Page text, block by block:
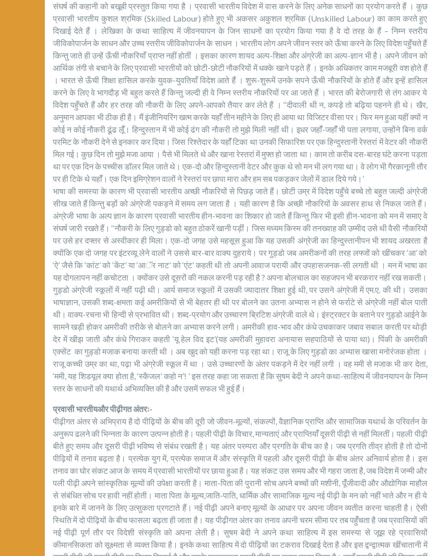
संघर्ष की कहानी को बखूबी प्रस्तुत किया गया है । प्रवासी भारतीय विदेश में वास करने के लिए अनेक साधनों का प्रयोग करते हैं । कुछ
प्रवासी भारतीय कुशल श्रमिक (Skilled Labour) होते हुए भी अकसर अकुशल श्रमिक (Unskilled Labour) का काम करते हुए
दिखाई देते हैं । लेखिका के कथा साहित्य में जीवनयापन के जिन साधनों का प्रयोग किया गया है वे दो तरह के हैं – निम्न स्तरीय
जीविकोपार्जन के साधन और उच्च स्तरीय जीविकोपार्जन के साधन । भारतीय लोग अपने जीवन स्तर को ऊँचा करने के लिए विदेश पहुँचते हैं
किन्तु जाते ही उन्हें ऊँची नौकरियाँ प्राप्त नहीं होतीं । इसका कारण शायद अल्प-शिक्षा और अंग्रेजी का अल्प-ज्ञान भी है। अपने जीवन को
आर्थिक तंगी से बचाने के लिए प्रवासी भारतीयों को छोटी-छोटी नौकरियों में धक्के खाने पड़ते हैं । इनके अधिकतर काम मजबूरी वश होते हैं
। भारत से ऊँची शिक्षा हासिल करके युवक-युवतियाँ विदेश आते हैं । शुरू-शुरूमें उनके सपने ऊँची नौकरियों के होते हैं और इन्हें हासिल
करने के लिए वे भागदौड़ भी बहुत करते हैं किन्तु जल्दी ही वे निम्न स्तरीय नौकरियों पर आ जाते हैं । भारत की बेरोजगारी से तंग आकर ये
विदेश पहुँचते हैं और हर तरह की नौकरी के लिए अपने-आपको तैयार कर लेते हैं । ‘‘दीवाली थी न, कपड़े तो बढ़िया पहनने ही थे। खैर,
अनुमान आपका भी ठीक ही है। मैं इंजीनियरिंग खत्म करके यहाॅँ तीन महीने के लिए ही आया था विजिटर वीसा पर। फिर मन हुआ यहीं क्यों न
कोई न कोई नौकरी ढूंढ लूॅँ। हिन्दुस्तान में भी कोई ढंग की नौकरी तो मुझे मिली नहीं थी। इधर जहाॅँ-जहाॅँ भी पता लगाया, उन्होंने बिना वर्क
परमिट के नौकरी देने से इनकार कर दिया। जिस रिश्तेदार के यहाॅँ टिका था उनकी सिफारिश पर एक हिन्दुस्तानी रेस्तरां में वेटर की नौकरी
मिल गई। कुछ दिन तो मुझे मजा आया । पैसे भी मिलते थे और खाना रेस्तरां में मुफ्त हो जाता था। काम तो करीब दस-बारह घंटे करना पड़ता
था पर एक दिन के पच्चीस डाॅलर मिल जाते थे। एक-दो और हिन्दुस्तानी वेटर और कुक थे सो मन भी लग गया था। वे लोग भी गैरकानूनी तौर
पर ही टिके थे यहाॅँ। एक दिन इमिग्रेशन वालों ने रेस्तरां पर छापा मारा और हम सब पकड़कर जेलों में डाल दिये गये।’
भाषा की समस्या के कारण भी प्रवासी भारतीय अच्छी नौकरियों से पिछड़ जाते हैं। छोटी उम्र में विदेश पहुँचे बच्चे तो बहुत जल्दी अंग्रेजी
सीख जाते हैं किन्तु बड़ों को अंग्रेजी पकड़ने में समय लग जाता है । यही कारण है कि अच्छी नौकरियों के अवसर हाथ से निकल जाते हैं।
अंग्रेजी भाषा के अल्प ज्ञान के कारण प्रवासी भारतीय हीन-भावना का शिकार हो जाते हैं किन्तु फिर भी इसी हीन-भावना को मन में समाए वे
संघर्ष जारी रखते हैं। ‘‘नौकरी के लिए गुड्डो को बहुत ठोकरें खानी पड़ीं। जिस मध्यम किस्म की तनख्वाह की उम्मीद उसे थी वैसी नौकरियों
पर उसे हर दफ्तर से अस्वीकार ही मिला। एक-दो जगह उसे महसूस हुआ कि यह उसकी अंग्रेजी का हिन्दुस्तानीपन भी शायद अखरता है
क्योंकि एक दो जगह पर इंटरव्यू लेने वालों ने उससे बार-बार वाक्य दुहराये। पर गुड्डो जब अमरीकनों की तरह लफ्जों को खींचकर ‘आ’ को
‘ऐ’ जैसे कि ‘कांट’ को ‘केंट’ या ‘आॅर नाट’ को ‘एंट’ कहती थी तो अपनी आवाज परायी और उपहासजनक-सी लगती थी । मन में भाषा का
यह दोगलापन नहीं कचोटता । क्योंकर उसे दूसरों की नकल करनी पड़ रही है ? अपना बोलचाल का सहजपन भी बरकरार नहीं रख सकती।
गुड्डो अंग्रेजी स्कूलों में नहीं पढ़ी थी। आर्य समाज स्कूलों में उसकी ज्यादातर शिक्षा हुई थी, पर उसने अंग्रेजी में एम.ए. की थी। उसका
भाषाज्ञान, उसकी शब्द-क्षमता कई अमरीकियों से भी बेहतर ही थी पर बोलने का उतना अभ्यास न होने से फर्राटे से अंग्रेजी नहीं बोल पाती
थी। वाक्य-रचना भी हिन्दी से प्रभावित थी। शब्द-प्रयोग और उच्चारण ब्रिटिश अंग्रेजी वाले थे। इंस्ट्रक्टर के बताने पर गुड्डो आईने के
सामने खड़ी होकर अमरीकी तरीके से बोलने का अभ्यास करने लगी। अमरीकी हाव-भाव और कंधे उचकाकर जबाव सबाल करती पर थोड़ी
देर में खीझ जाती और कंधे गिराकर कहती ‘यू हेल विद इट’(यह अमरीकी मुहावरा अनायास सहपाठियों से पाया था)। पिंकी के अमरीकी
एक्सेंट का गुड्डो मजाक बनाया करती थी । अब खुद को यही करना पड़ रहा था। राजू के लिए गुड्डो का अभ्यास खासा मनोरंजक होता ।
राजू कच्ची उम्र का था, पढ़ा भी अंग्रेजी स्कूल में था । उसे उच्चारणों के अंतर पकड़ने में देर नहीं लगी । वह ममी से मजाक भी कर देता,
‘ममी, यह शिडयूल क्या होता है, ‘स्कैजल’ कहो न’! ’ इस तरह कहा जा सकता है कि सुषम बेदी ने अपने कथा-साहित्य में जीवनयापन के निम्न
स्तर के साधनों की यथार्थ अभिव्यक्ति की है और उसमें सफल भी हुई हैं।
प्रवासी भारतीयऔर पीढ़ीगत अंतरः-
पीढ़ीगत अंतर से अभिप्राय है दो पीढ़ियों के बीच की दूरी जो जीवन-मूल्यों, संकल्पों, वैज्ञानिक प्राप्ति और सामाजिक यथार्थ के परिवर्तन के
अनुरूप ढलने की भिन्नता के कारण उत्पन्न होती है। पहली पीढ़ी के विचार, मान्यताएं और प्राप्तियांँ दूसरी पीढ़ी से नहीं मिलतीं। पहली पीढ़ी
बीते हुए समय और दूसरी पीढ़ी भविष्य से संबंध रखती है। यह अंतर परम्परा और प्रगति के बीच का है। जब प्रगति तीव्र होती है तो दोनों
पीढ़ियों में तनाव बढ़ता है। प्रत्येक युग में, प्रत्येक समाज में और संस्कृति में पहली और दूसरी पीढ़ी के बीच अंतर अनिवार्य होता है। इस
तनाव का घोर संकट आज के समय में प्रवासी भारतीयों पर छाया हुआ है। यह संकट उस समय और भी गहरा जाता है, जब विदेश में जन्मी और
पली पीढ़ी अपने सांस्कृतिक मूल्यों की उपेक्षा करती है। माता-पिता की पुरानी सोच अपने बच्चों की मशीनी, पूंँजीवादी और औद्योगिक माहौल
से संबंधित सोच पर हावी नहीं होती। माता पिता के मूल्य,जाति-पाति, धार्मिक और सामाजिक मूल्य नई पीढ़ी के मन को नहीं भाते और न ही ये
इनके बारे में जानने के लिए उत्सुकता प्रगटाते हैं। नई पीढ़ी अपने बनाए मूल्यों के आधार पर अपना जीवन व्यतीत करना चाहती है। ऐसी
स्थिति में दो पीढ़ियों के बीच फासला बढ़ता ही जाता है। यह पीढ़ीगत अंतर का तनाव अपनी चरम सीमा पर तब पहुंँचता है जब प्रवासियों की
नई पीढ़ी पूर्ण तौर पर विदेशी संस्कृति को अपना लेती है। सुषम बेदी ने अपने कथा साहित्य में इस समस्या से जूझ रहे प्रवासियों
कीमानसिकता को सूक्ष्मता से व्यक्त किया है। इनके कथा साहित्य में दो पीढ़ियों का टकराव दिखाई देता है और इस द्वन्द्वात्मक खींचातानी में